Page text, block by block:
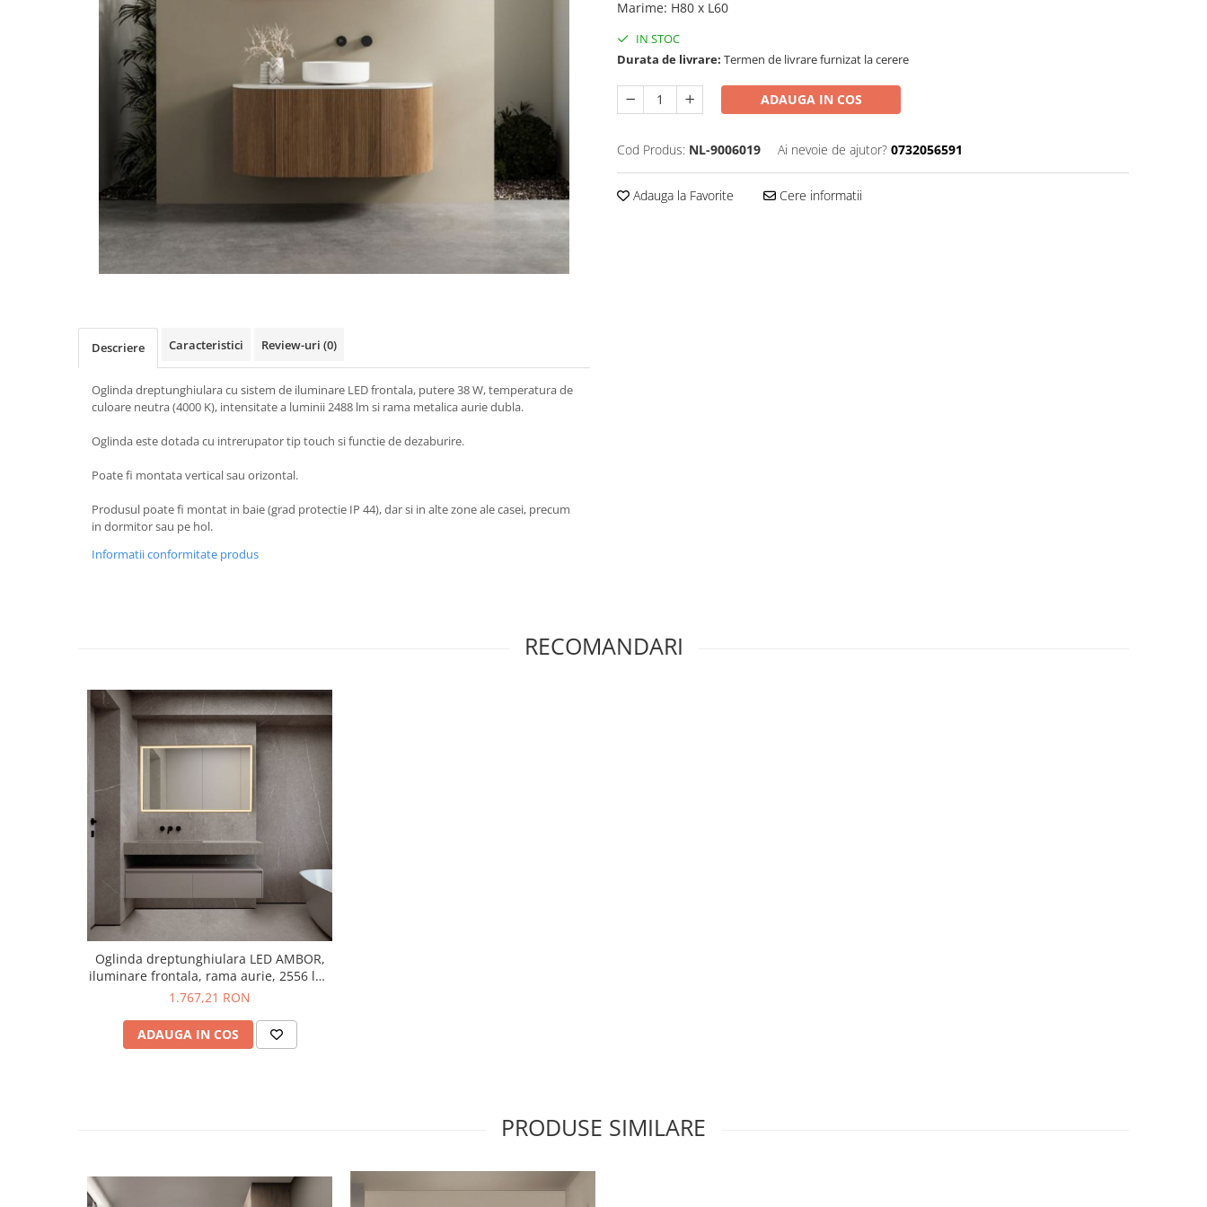
Marime: H80 x L60
IN STOC
Durata de livrare: Termen de livrare furnizat la cerere
ADAUGA IN COS
Cod Produs: NL-9006019 Ai nevoie de ajutor? 0732056591
Adauga la Favorite Cere informatii
Descriere Caracteristici Review-uri (0)
Oglinda dreptunghiulara cu sistem de iluminare LED frontala, putere 38 W, temperatura de
culoare neutra (4000 K), intensitate a luminii 2488 lm si rama metalica aurie dubla.
Oglinda este dotada cu intrerupator tip touch si functie de dezaburire.
Poate fi montata vertical sau orizontal.
Produsul poate fi montat in baie (grad protectie IP 44), dar si in alte zone ale casei, precum
in dormitor sau pe hol.
Informatii conformitate produs
RECOMANDARI
Oglinda dreptunghiulara LED AMBOR,
iluminare frontala, rama aurie, 2556 lm,
IP44, intrerupator touch, functie
1.767,21 RON
ADAUGA IN COS
PRODUSE SIMILARE